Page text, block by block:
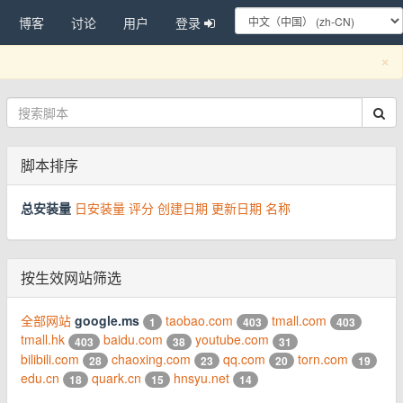
博客 讨论 用户 登录
×
脚本排序
总安装量 日安装量 评分 创建日期 更新日期 名称
按生效网站筛选
全部网站 google.ms 1 taobao.com 403 tmall.com 403
tmall.hk 403 baidu.com 38 youtube.com 31
bilibili.com 28 chaoxing.com 23 qq.com 20 torn.com 19
edu.cn 18 quark.cn 15 hnsyu.net 14